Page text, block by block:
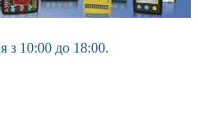
з 10:00 до 18:00.